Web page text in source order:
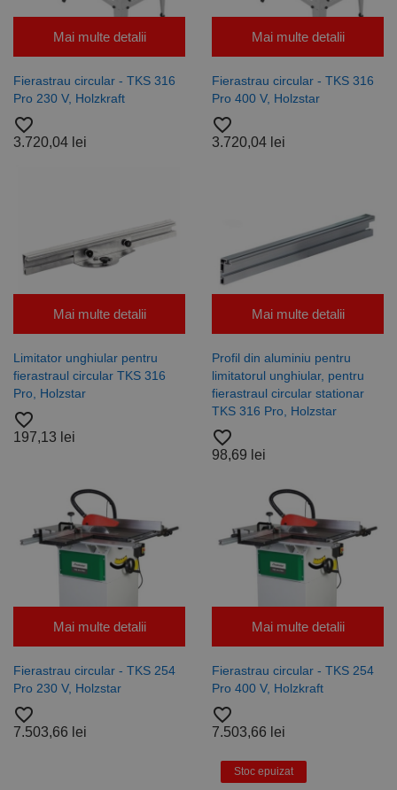
Mai multe detalii
Fierastrau circular - TKS 316
Pro 230 V, Holzkraft
favorite_border
3.720,04 lei
Mai multe detalii
Fierastrau circular - TKS 316
Pro 400 V, Holzstar
favorite_border
3.720,04 lei
Mai multe detalii
Limitator unghiular pentru
fierastraul circular TKS 316
Pro, Holzstar
favorite_border
197,13 lei
Mai multe detalii
Profil din aluminiu pentru
limitatorul unghiular, pentru
fierastraul circular stationar
TKS 316 Pro, Holzstar
favorite_border
98,69 lei
Mai multe detalii
Fierastrau circular - TKS 254
Pro 230 V, Holzstar
favorite_border
7.503,66 lei
Mai multe detalii
Fierastrau circular - TKS 254
Pro 400 V, Holzkraft
favorite_border
7.503,66 lei
Stoc epuizat
sesiuni și
campanii
pentru
rapoartele
de analiză a
_ga_DLLLWQBGGX
.rocast.ro 2 ani
Acest cookie
este folosit